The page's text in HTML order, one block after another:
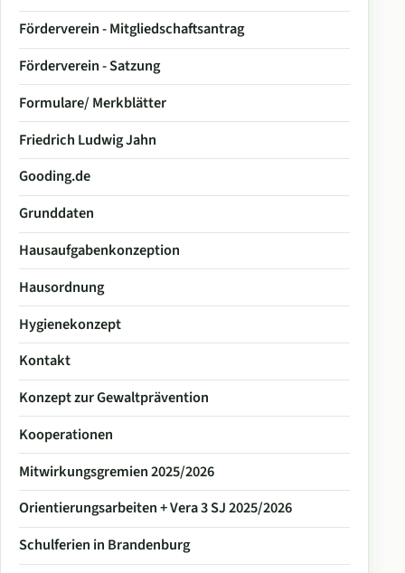
Förderverein - Mitgliedschaftsantrag
Förderverein - Satzung
Formulare/ Merkblätter
Friedrich Ludwig Jahn
Gooding.de
Grunddaten
Hausaufgabenkonzeption
Hausordnung
Hygienekonzept
Kontakt
Konzept zur Gewaltprävention
Kooperationen
Mitwirkungsgremien 2025/2026
Orientierungsarbeiten + Vera 3 SJ 2025/2026
Schulferien in Brandenburg